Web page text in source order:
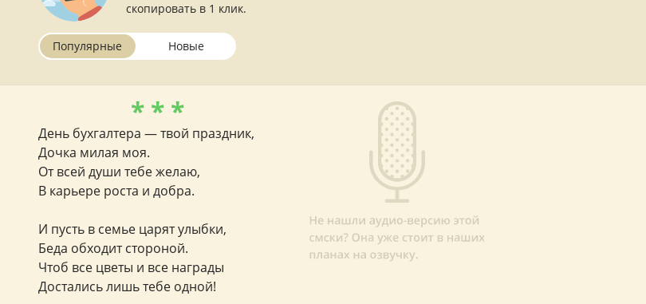
скопировать в 1 клик.
Популярные Новые
* * *
День бухгалтера — твой праздник,
Дочка милая моя.
От всей души тебе желаю,
В карьере роста и добра.
И пусть в семье царят улыбки,
Беда обходит стороной.
Чтоб все цветы и все награды
Достались лишь тебе одной!